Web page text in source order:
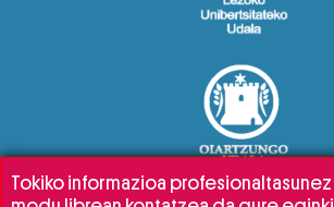
Tokiko informazioa